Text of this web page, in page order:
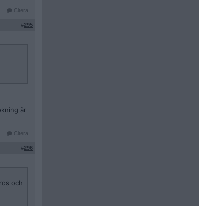
Citera
#295
är
Citera
#296
och